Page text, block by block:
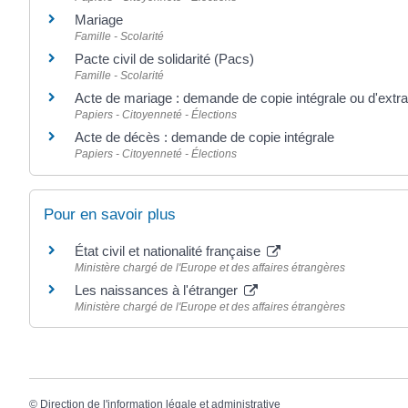
Mariage
Famille - Scolarité
Pacte civil de solidarité (Pacs)
Famille - Scolarité
Acte de mariage : demande de copie intégrale ou
Papiers - Citoyenneté - Élections
Acte de décès : demande de copie intégrale
Papiers - Citoyenneté - Élections
Pour en savoir plus
État civil et nationalité française
Ministère chargé de l'Europe et des affaires étrangères
Les naissances à l'étranger
Ministère chargé de l'Europe et des affaires étrangères
© Direction de l'information légale et administrative